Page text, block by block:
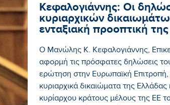
Κεφαλογιάννης: Οι
κυριαρχικών
ενταξιακή προοπτική
Ο Μανώλης Κ. Κεφαλογιάννης,
αφορμή τις πρόσφατες δηλώσεις
ερώτηση στην Ευρωπαϊκή Επιτροπή,
κυριαρχικά δικαιώματα της
κυρίαρχου κράτους μέλους της ΕΕ